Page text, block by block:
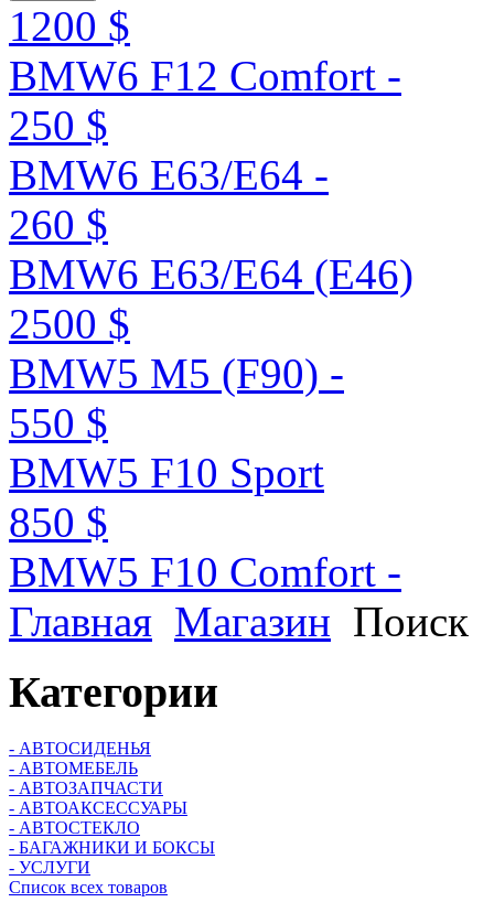
1200 $
BMW6 F12 Comfort -
250 $
BMW6 E63/E64 -
260 $
BMW6 E63/E64 (E46)
2500 $
BMW5 M5 (F90) -
550 $
BMW5 F10 Sport
850 $
BMW5 F10 Comfort -
Главная Магазин Поиск
Категории
- АВТОСИДЕНЬЯ
- АВТОМЕБЕЛЬ
- АВТОЗАПЧАСТИ
- АВТОАКСЕССУАРЫ
- АВТОСТЕКЛО
- БАГАЖНИКИ И БОКСЫ
- УСЛУГИ
Список всех товаров